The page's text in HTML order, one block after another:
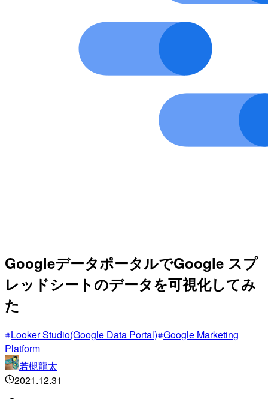
GoogleデータポータルでGoogle スプ
レッドシートのデータを可視化してみ
た
Looker Studio(Google Data Portal) Google Marketing
Platform
若槻龍太
2021.12.31